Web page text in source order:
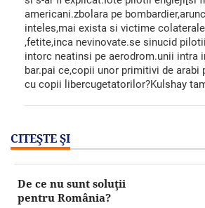
americani.zbolara pe
inteles,mai exista si victime
,fetite,inca nevinovate.se sinucid
intorc neatinsi pe aerodrom.unii intra
bar.pai ce,copii unor primitivi de arabi
cu copii libercugetatorilor?Kulshay
CITEŞTE ŞI
De ce nu sunt soluţii
pentru România?